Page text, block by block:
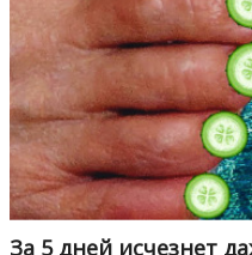
За 5 дней исчезнет